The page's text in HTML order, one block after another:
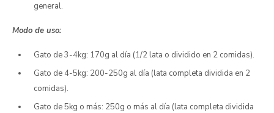
general.
Modo de uso:
Gato de 3-4kg: 170g al día (1/2 lata o dividido en 2 comidas).
Gato de 4-5kg: 200-250g al día (lata completa dividida en 2
comidas).
Gato de 5kg o más: 250g o más al día (lata completa dividida